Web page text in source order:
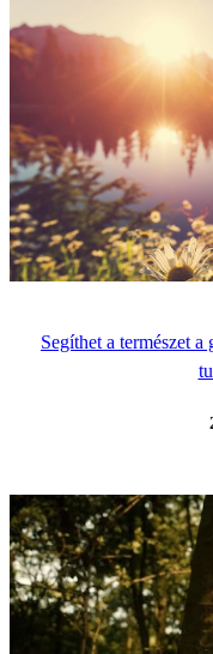
Segíthet a természet